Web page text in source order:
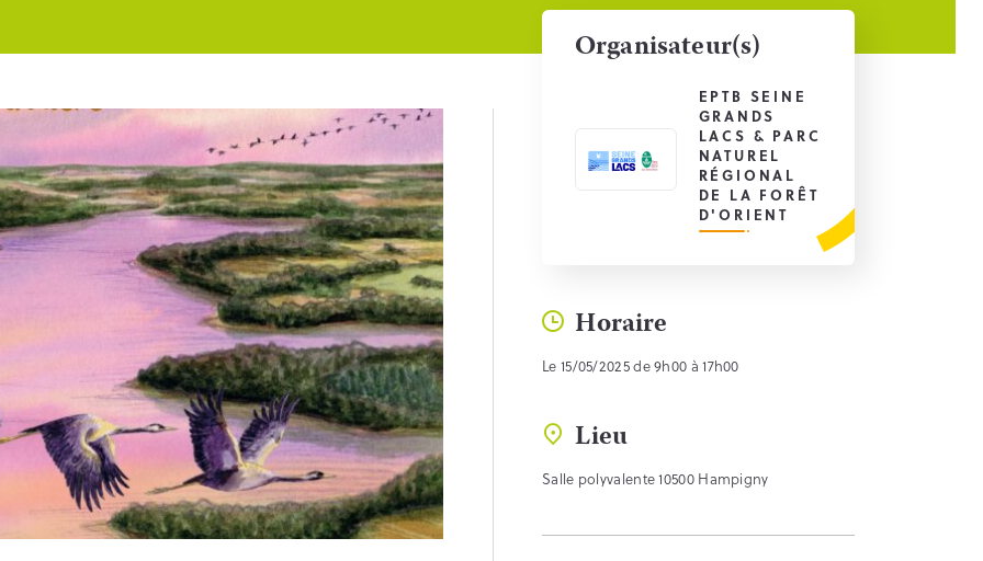
Organisateur(s)
EPTB SEINE
GRANDS
LACS & PARC
NATUREL
RÉGIONAL
DE LA FORÊT
D'ORIENT
Horaire
Le 15/05/2025 de 9h00 à 17h00
Lieu
Salle polyvalente 10500 Hampigny